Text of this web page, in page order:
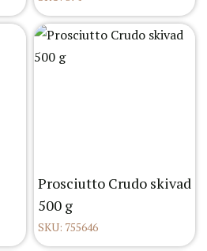
Prosciutto Crudo skivad
500 g
SKU: 755646